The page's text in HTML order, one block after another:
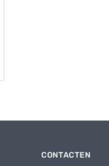
CONTACTEN